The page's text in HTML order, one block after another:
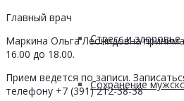
Стресс и здоровье
Сохранение
Главный врач
Маркина Ольга Леонидовна
16.00 до 18.00.
Прием ведется по записи.
телефону +7 (391) 212-38-38